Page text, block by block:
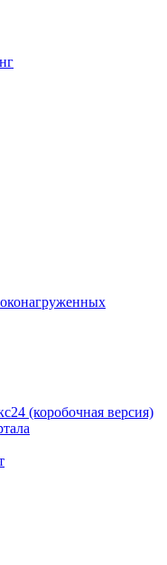
(коробочная версия)